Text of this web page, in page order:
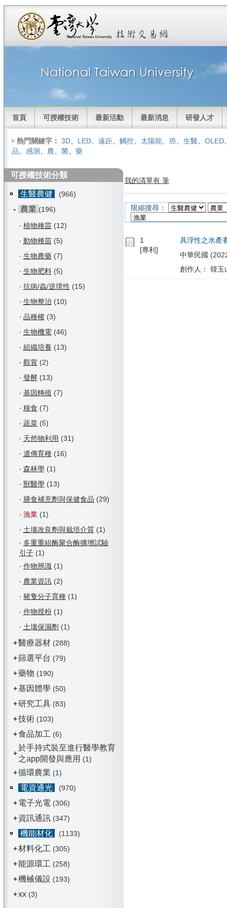
首頁 可授權技術 最新活動 最新消息 研發人才
熱門關鍵字： 3D、 LED、 遠距、 觸控、 太陽能、 癌、 生醫、 OLED
品、 感測 、 農、 菌、 藥
可授權技術分類
生醫農健 (966)
- 農業 (196)
‧ 植物種苗(12)
‧ 動物種苗(5)
‧ 生物農藥(7)
‧ 生物肥料(5)
‧ 抗病/蟲/逆境性 (15)
‧ 生物整治(10)
‧ 品種權(3)
‧ 生物機電(46)
‧ 組織培養 (13)
‧ 觀賞(2)
‧ 發酵(13)
‧ 基因轉殖 (7)
‧ 糧食 (7)
‧ 蔬菜(5)
‧ 天然物利用 (31)
‧ 遺傳育種(16)
‧ 森林學(1)
‧ 獸醫學(13)
‧ 膳食補充劑與保健食品 (29)
‧ 漁業(1)
‧ 土壤改良劑與栽培介質(1)
‧ 多重重組酶聚合酶擴增試驗
引子(1)
‧ 作物辨識(1)
‧ 農業資訊(2)
‧ 豬隻分子育種(1)
‧ 作物授粉(1)
‧ 土壤保濕劑 (1)
+醫療器材 (288)
+篩選平台 (79)
+藥物 (190)
+基因體學 (50)
+研究工具(83)
+技術(103)
+食品加工 (6)
+
於手持式裝至進行醫學教育
之app開發與應用 (1)
+循環農業 (1)
電資通光
(970)
+ 電子光電 (306)
+ 資訊通訊(347)
機能材化
(1133)
+材料化工 (305)
+能源環工 (258)
+機械儀設 (193)
+xx(3)
我的清單有 筆
限縮搜尋：
1
[專利]
具浮性之水產
中華民國
創作人： 韓玉